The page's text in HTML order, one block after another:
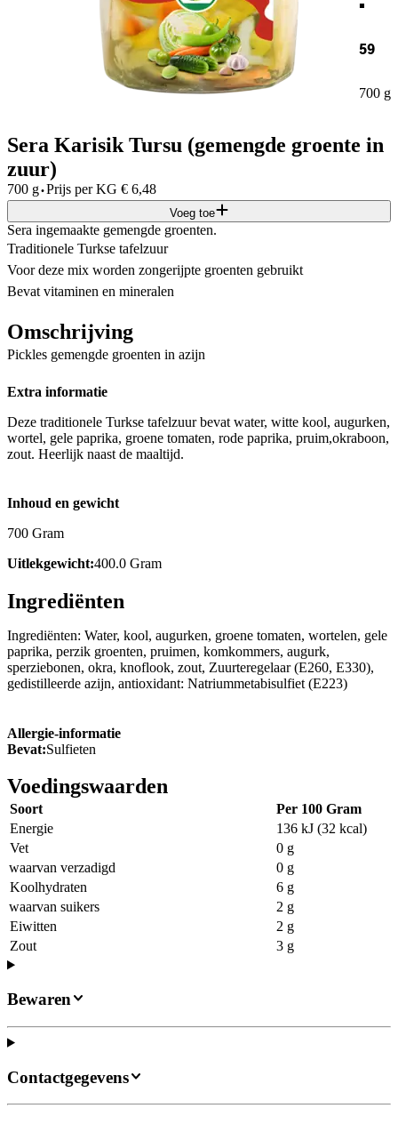
59
700 g
Sera Karisik Tursu (gemengde groente in
zuur)
700 g·Prijs per KG € 6,48
Voeg toe
Sera ingemaakte gemengde groenten.
Traditionele Turkse tafelzuur
Voor deze mix worden zongerijpte groenten gebruikt
Bevat vitaminen en mineralen
Omschrijving
Pickles gemengde groenten in azijn
Extra informatie
Deze traditionele Turkse tafelzuur bevat water, witte kool, augurken,
wortel, gele paprika, groene tomaten, rode paprika, pruim,okraboon,
zout. Heerlijk naast de maaltijd.
Inhoud en gewicht
700 Gram
Uitlekgewicht:400.0 Gram
Ingrediënten
Ingrediënten: Water, kool, augurken, groene tomaten, wortelen, gele
paprika, perzik groenten, pruimen, komkommers, augurk,
sperziebonen, okra, knoflook, zout, Zuurteregelaar (E260, E330),
gedistilleerde azijn, antioxidant: Natriummetabisulfiet (E223)
Allergie-informatie
Bevat:Sulfieten
Voedingswaarden
Soort
Per 100 Gram
Energie
136 kJ (32 kcal)
Vet
0 g
waarvan verzadigd
0 g
Koolhydraten
6 g
waarvan suikers
2 g
Eiwitten
2 g
Zout
3 g
Bewaren
Contactgegevens